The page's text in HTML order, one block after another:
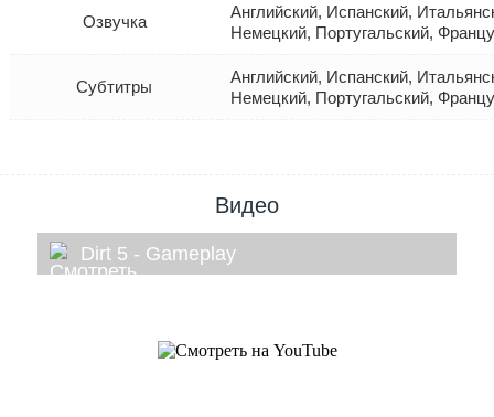
Озвучка
Английский, Испанский,
Немецкий, Португальский,
Субтитры
Английский, Испанский,
Немецкий, Португальский,
Видео
Dirt 5 - Gameplay